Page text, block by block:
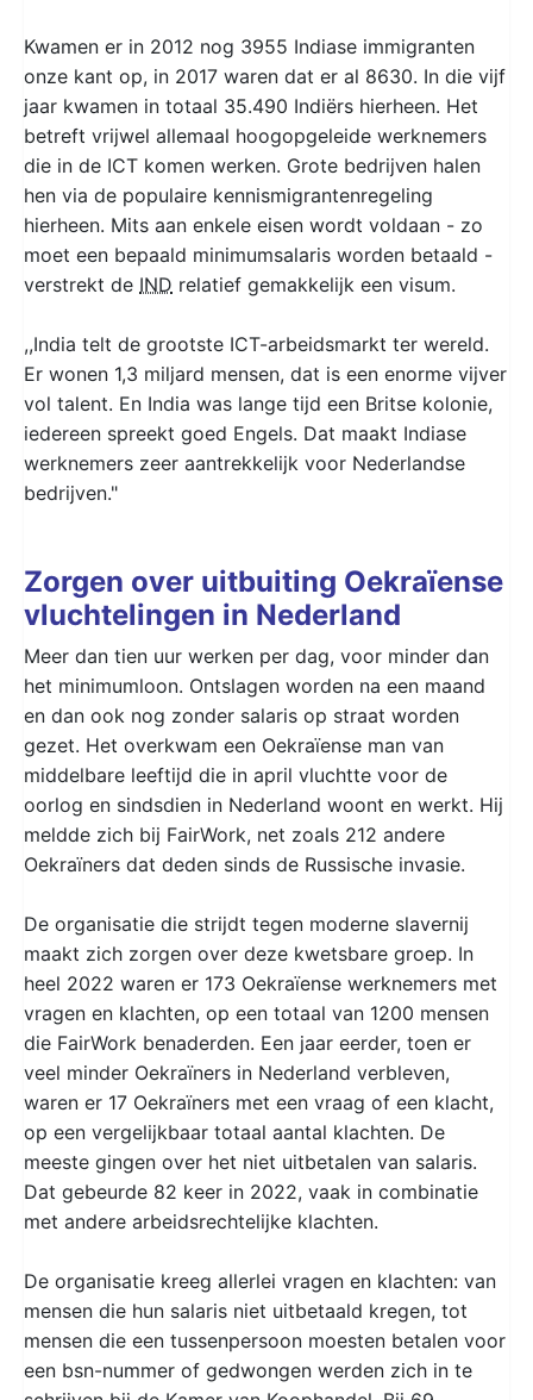
Kwamen er in 2012 nog 3955 Indiase immigranten
onze kant op, in 2017 waren dat er al 8630. In die vijf
jaar kwamen in totaal 35.490 Indiërs hierheen. Het
betreft vrijwel allemaal hoogopgeleide werknemers
die in de ICT komen werken. Grote bedrijven halen
hen via de populaire kennismigrantenregeling
hierheen. Mits aan enkele eisen wordt voldaan - zo
moet een bepaald minimumsalaris worden betaald -
verstrekt de IND relatief gemakkelijk een visum.
,,India telt de grootste ICT-arbeidsmarkt ter wereld.
Er wonen 1,3 miljard mensen, dat is een enorme vijver
vol talent. En India was lange tijd een Britse kolonie,
iedereen spreekt goed Engels. Dat maakt Indiase
werknemers zeer aantrekkelijk voor Nederlandse
bedrijven."
Zorgen over uitbuiting Oekraïense
vluchtelingen in Nederland
Meer dan tien uur werken per dag, voor minder dan
het minimumloon. Ontslagen worden na een maand
en dan ook nog zonder salaris op straat worden
gezet. Het overkwam een Oekraïense man van
middelbare leeftijd die in april vluchtte voor de
oorlog en sindsdien in Nederland woont en werkt. Hij
meldde zich bij FairWork, net zoals 212 andere
Oekraïners dat deden sinds de Russische invasie.
De organisatie die strijdt tegen moderne slavernij
maakt zich zorgen over deze kwetsbare groep. In
heel 2022 waren er 173 Oekraïense werknemers met
vragen en klachten, op een totaal van 1200 mensen
die FairWork benaderden. Een jaar eerder, toen er
veel minder Oekraïners in Nederland verbleven,
waren er 17 Oekraïners met een vraag of een klacht,
op een vergelijkbaar totaal aantal klachten. De
meeste gingen over het niet uitbetalen van salaris.
Dat gebeurde 82 keer in 2022, vaak in combinatie
met andere arbeidsrechtelijke klachten.
De organisatie kreeg allerlei vragen en klachten: van
mensen die hun salaris niet uitbetaald kregen, tot
mensen die een tussenpersoon moesten betalen voor
een bsn-nummer of gedwongen werden zich in te